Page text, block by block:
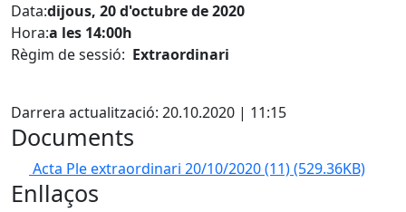
Data:dijous, 20 d'octubre de 2020
Hora:a les 14:00h
Règim de sessió: Extraordinari
Darrera actualització: 20.10.2020 | 11:15
Documents
Acta Ple extraordinari 20/10/2020 (11)(529.36KB)
Enllaços